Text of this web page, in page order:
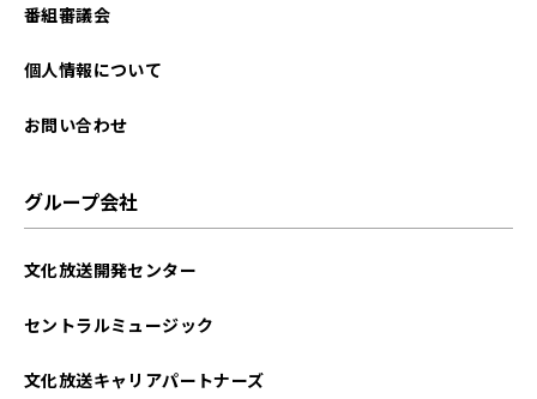
2025年02月
2024年11月
番組審議会
個人情報について
お問い合わせ
グループ会社
文化放送開発センター
セントラルミュージック
文化放送キャリアパートナーズ